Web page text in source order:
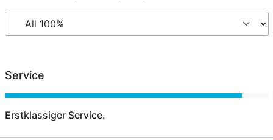
Service
Erstklassiger Service.